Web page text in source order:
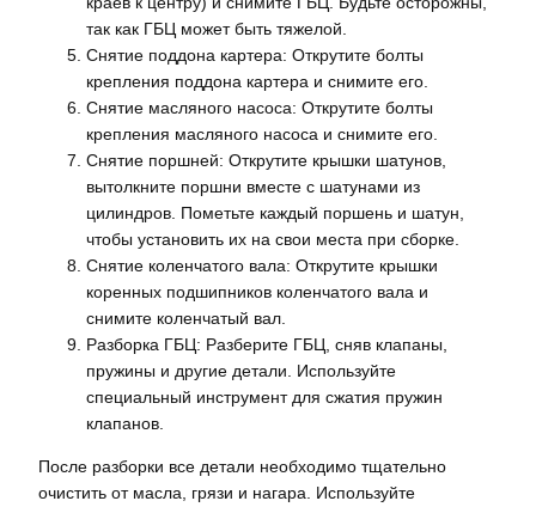
так как ГБЦ может быть тяжелой.
Снятие поддона картера: Открутите болты
крепления поддона картера и снимите его.
Снятие масляного насоса: Открутите болты
крепления масляного насоса и снимите его.
Снятие поршней: Открутите крышки шатунов,
вытолкните поршни вместе с шатунами из
цилиндров. Пометьте каждый поршень и шатун,
чтобы установить их на свои места при сборке.
Снятие коленчатого вала: Открутите крышки
коренных подшипников коленчатого вала и
снимите коленчатый вал.
Разборка ГБЦ: Разберите ГБЦ, сняв клапаны,
пружины и другие детали. Используйте
специальный инструмент для сжатия пружин
клапанов.
После разборки все детали необходимо тщательно
очистить от масла, грязи и нагара. Используйте